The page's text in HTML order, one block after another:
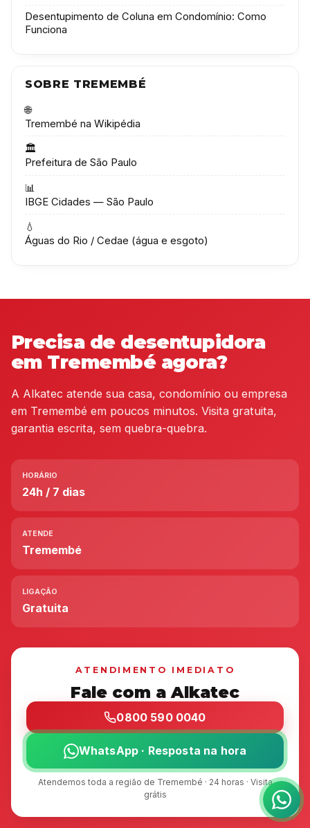
Desentupimento de Coluna em Condomínio: Como
Funciona
SOBRE TREMEMBÉ
🌐
Tremembé na Wikipédia
🏛️
Prefeitura de São Paulo
📊
IBGE Cidades — São Paulo
💧
Águas do Rio / Cedae (água e esgoto)
Precisa de desentupidora
em Tremembé agora?
A Alkatec atende sua casa, condomínio ou empresa
em Tremembé em poucos minutos. Visita gratuita,
garantia escrita, sem quebra-quebra.
HORÁRIO
24h / 7 dias
ATENDE
Tremembé
LIGAÇÃO
Gratuita
ATENDIMENTO IMEDIATO
Fale com a Alkatec
0800 590 0040
WhatsApp · Resposta na hora
Atendemos toda a região de Tremembé · 24 horas · Visita
grátis